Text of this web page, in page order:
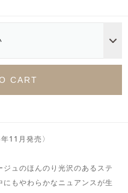
CART
11月発売〉
ュのほんのり光沢のあるステ
もやわらかなニュアンスが生